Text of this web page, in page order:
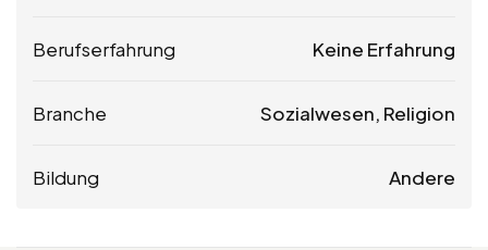
Berufserfahrung Keine Erfahrung
Branche Sozialwesen, Religion
Bildung Andere